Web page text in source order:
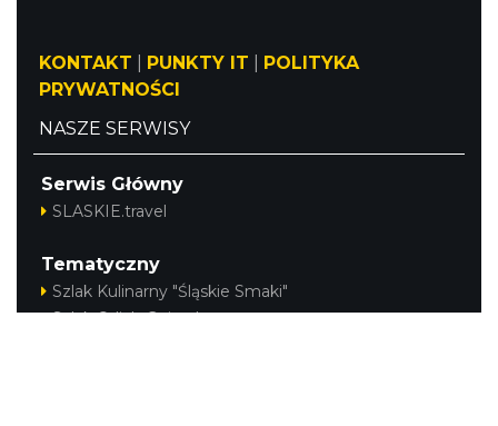
KONTAKT PUNKTY IT
POLITYKA
PRYWATNOŚCI
NASZE SERWISY
Serwis Główny
SLASKIE.travel
Tematyczny
Szlak Kulinarny "Śląskie Smaki"
Szlak Orlich Gniazd